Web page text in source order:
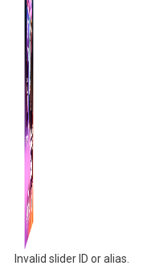
Invalid slider ID or alias.